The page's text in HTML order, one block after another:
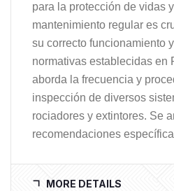
para la protección de vidas
mantenimiento regular es
su correcto funcionamiento
normativas establecidas en
aborda la frecuencia y
inspección de diversos
rociadores y extintores. Se
recomendaciones
MORE DETAILS